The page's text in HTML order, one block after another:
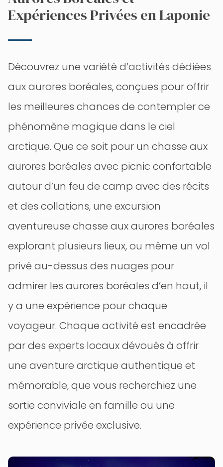
Expériences Privées en Laponie
Découvrez une variété d’activités dédiées
aux aurores boréales, conçues pour offrir
les meilleures chances de contempler ce
phénomène magique dans le ciel
arctique. Que ce soit pour un chasse aux
aurores boréales avec picnic confortable
autour d’un feu de camp avec des récits
et des collations, une excursion
aventureuse chasse aux aurores boréales
explorant plusieurs lieux, ou même un vol
privé au-dessus des nuages pour
admirer les aurores boréales d’en haut, il
y a une expérience pour chaque
voyageur. Chaque activité est encadrée
par des experts locaux dévoués à offrir
une aventure arctique authentique et
mémorable, que vous recherchiez une
sortie conviviale en famille ou une
expérience privée exclusive.